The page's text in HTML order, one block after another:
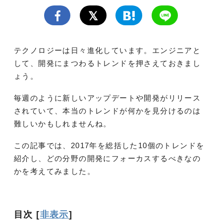
テクノロジーは日々進化しています。エンジニアと
して、開発にまつわるトレンドを押さえておきまし
ょう。
毎週のように新しいアップデートや開発がリリース
されていて、本当のトレンドが何かを見分けるのは
難しいかもしれませんね。
この記事では、2017年を総括した10個のトレンドを
紹介し、どの分野の開発にフォーカスするべきなの
かを考えてみました。
目次 [非表示]